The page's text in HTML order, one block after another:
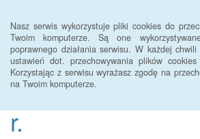
Nasz serwis wykorzystuje pliki cookies do
Twoim komputerze. Są one
poprawnego działania serwisu. W każdej
ustawień dot. przechowywania plików
Korzystając z serwisu wyrażasz zgodę na
na Twoim komputerze.
BIP Urzędu
Janowice Wielkie
r.